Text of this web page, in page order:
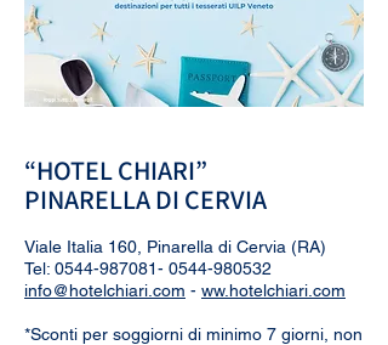
“HOTEL CHIARI”
PINARELLA DI CERVIA
Viale Italia 160, Pinarella di Cervia (RA)
Tel: 0544-987081- 0544-980532
info@hotelchiari.com - ww.hotelchiari.com
*Sconti per soggiorni di minimo 7 giorni, non